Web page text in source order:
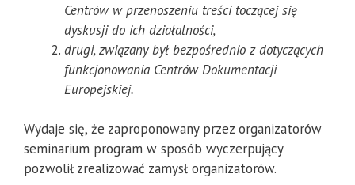
Centrów w przenoszeniu treści toczącej się
dyskusji do ich działalności,
drugi, związany był bezpośrednio z dotyczących
funkcjonowania Centrów Dokumentacji
Europejskiej.
Wydaje się, że zaproponowany przez organizatorów
seminarium program w sposób wyczerpujący
pozwolił zrealizować zamysł organizatorów.